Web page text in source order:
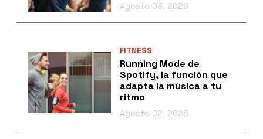
Agosto 03, 2026
FITNESS
Running Mode de
Spotify, la función que
adapta la música a tu
ritmo
Agosto 02, 2026